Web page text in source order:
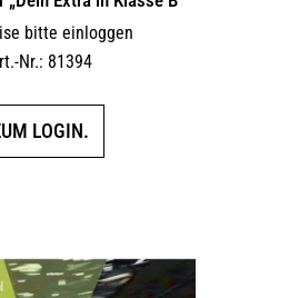
bitte einloggen
Nr.: 81394
LOGIN.